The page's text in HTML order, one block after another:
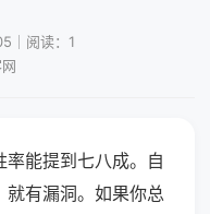
｜阅读：1
能提到七八成。自
有漏洞。如果你总